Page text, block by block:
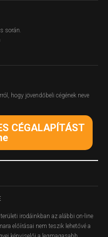
során.
hogy jövendőbeli cégének neve
CÉGALAPÍTÁST
irodáinkban az alábbi on-line
előírásai nem teszik lehetővé a